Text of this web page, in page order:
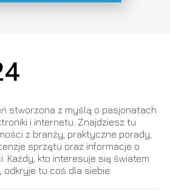
stworzona z myślą o pasjonatach
i internetu. Znajdziesz tu
z branży, praktyczne porady,
sprzętu oraz informacje o
Każdy, kto interesuje się światem
odkryje tu coś dla siebie.